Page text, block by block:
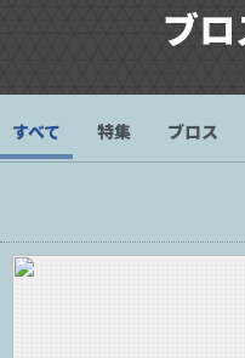
ブ
すべて 特集 ブロス